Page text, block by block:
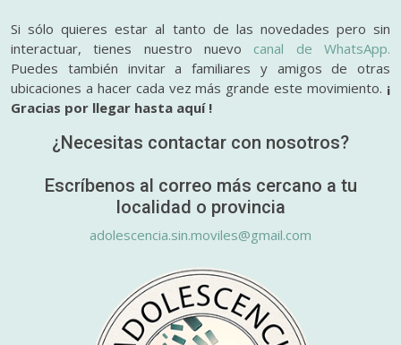
Si sólo quieres estar al tanto de las novedades pero sin
interactuar, tienes nuestro nuevo canal de WhatsApp.
Puedes también invitar a familiares y amigos de otras
ubicaciones a hacer cada vez más grande este movimiento. ¡
Gracias por llegar hasta aquí !
¿Necesitas contactar con nosotros?
Escríbenos al correo más cercano a tu
localidad o provincia
adolescencia.sin.moviles@gmail.com